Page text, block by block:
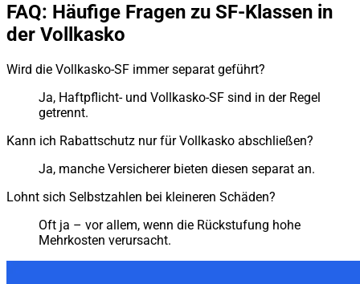
FAQ: Häufige Fragen zu SF-Klassen in
der Vollkasko
Wird die Vollkasko-SF immer separat geführt?
Ja, Haftpflicht- und Vollkasko-SF sind in der Regel
getrennt.
Kann ich Rabattschutz nur für Vollkasko abschließen?
Ja, manche Versicherer bieten diesen separat an.
Lohnt sich Selbstzahlen bei kleineren Schäden?
Oft ja – vor allem, wenn die Rückstufung hohe
Mehrkosten verursacht.